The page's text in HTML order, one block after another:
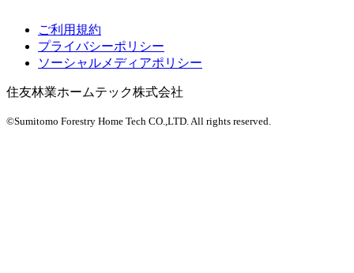
ご利用規約
プライバシーポリシー
ソーシャルメディアポリシー
住友林業ホームテック株式会社
©Sumitomo Forestry Home Tech CO.,LTD. All rights reserved.